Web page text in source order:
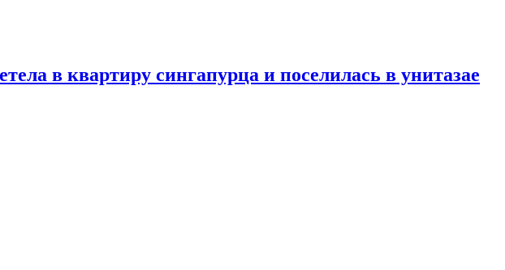
в квартиру сингапурца и поселилась в унитазае